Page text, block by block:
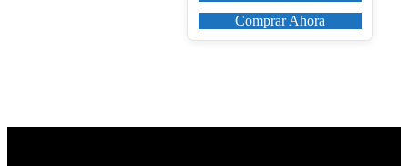
Comprar Ahora